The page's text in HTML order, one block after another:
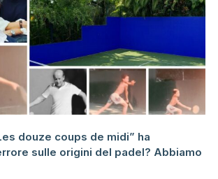
douze coups de midi” ha
sulle origini del padel? Abbiamo